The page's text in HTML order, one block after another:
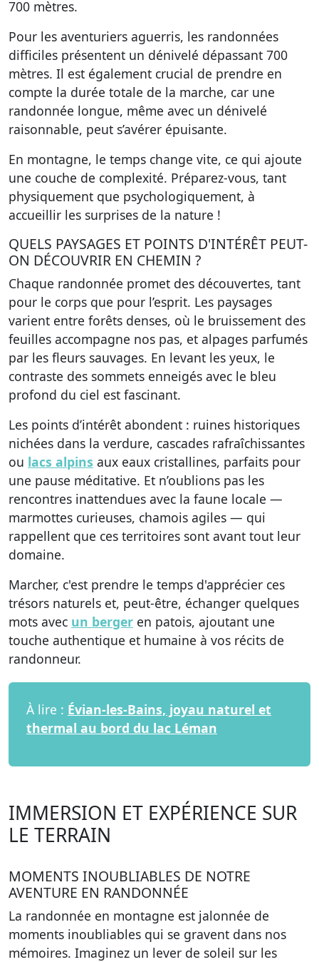
700 mètres.
Pour les aventuriers aguerris, les randonnées
difficiles présentent un dénivelé dépassant 700
mètres. Il est également crucial de prendre en
compte la durée totale de la marche, car une
randonnée longue, même avec un dénivelé
raisonnable, peut s’avérer épuisante.
En montagne, le temps change vite, ce qui ajoute
une couche de complexité. Préparez-vous, tant
physiquement que psychologiquement, à
accueillir les surprises de la nature !
QUELS PAYSAGES ET POINTS D'INTÉRÊT PEUT-
ON DÉCOUVRIR EN CHEMIN ?
Chaque randonnée promet des découvertes, tant
pour le corps que pour l’esprit. Les paysages
varient entre forêts denses, où le bruissement des
feuilles accompagne nos pas, et alpages parfumés
par les fleurs sauvages. En levant les yeux, le
contraste des sommets enneigés avec le bleu
profond du ciel est fascinant.
Les points d’intérêt abondent : ruines historiques
nichées dans la verdure, cascades rafraîchissantes
ou lacs alpins aux eaux cristallines, parfaits pour
une pause méditative. Et n’oublions pas les
rencontres inattendues avec la faune locale —
marmottes curieuses, chamois agiles — qui
rappellent que ces territoires sont avant tout leur
domaine.
Marcher, c'est prendre le temps d'apprécier ces
trésors naturels et, peut-être, échanger quelques
mots avec un berger en patois, ajoutant une
touche authentique et humaine à vos récits de
randonneur.
À lire : Évian-les-Bains, joyau naturel et
thermal au bord du lac Léman
IMMERSION ET EXPÉRIENCE SUR
LE TERRAIN
MOMENTS INOUBLIABLES DE NOTRE
AVENTURE EN RANDONNÉE
La randonnée en montagne est jalonnée de
moments inoubliables qui se gravent dans nos
mémoires. Imaginez un lever de soleil sur les